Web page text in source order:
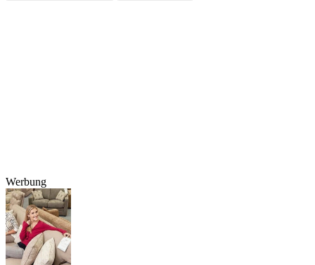
Werbung